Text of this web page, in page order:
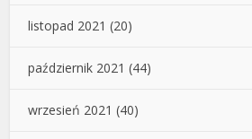
listopad 2021 (20)
październik 2021 (44)
wrzesień 2021 (40)